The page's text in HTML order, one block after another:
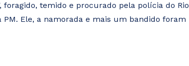
foragido, temido e procurado pela polícia do Rio
Ele, a namorada e mais um bandido foram